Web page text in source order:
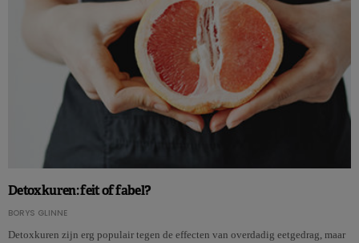
Detoxkuren: feit of fabel?
BORYS GLINNE
Detoxkuren zijn erg populair tegen de effecten van overdadig eetgedrag, maar